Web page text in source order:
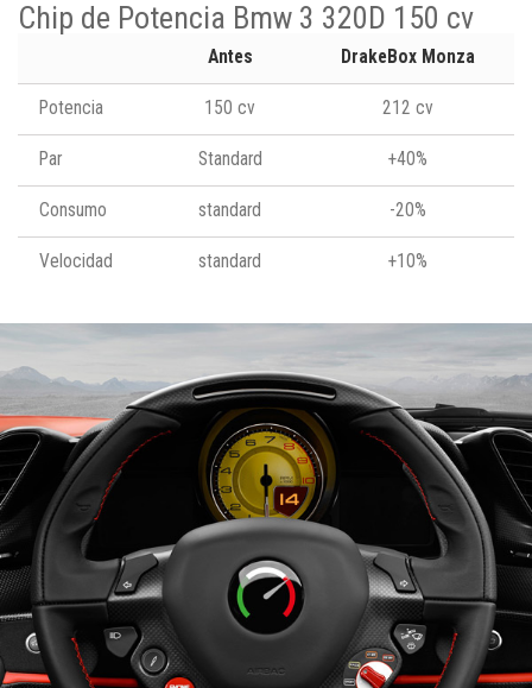
Chip de Potencia Bmw 3 320D 150 cv
Antes DrakeBox Monza
Potencia 150 cv 212 cv
Par Standard +40%
Consumo standard -20%
Velocidad standard +10%